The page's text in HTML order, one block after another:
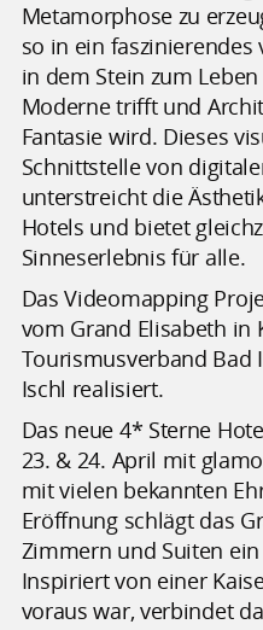
Metamorphose zu
so in ein
in dem Stein zum
Moderne trifft und
Fantasie wird. Dieses
Schnittstelle von
unterstreicht die
Hotels und bietet
Sinneserlebnis für alle.
Das Videomapping
vom Grand Elisabeth
Tourismusverband Bad
Ischl realisiert.
Das neue 4* Sterne
23. & 24. April mit
mit vielen bekannten
Eröffnung schlägt das
Zimmern und Suiten
Inspiriert von einer
voraus war, verbindet